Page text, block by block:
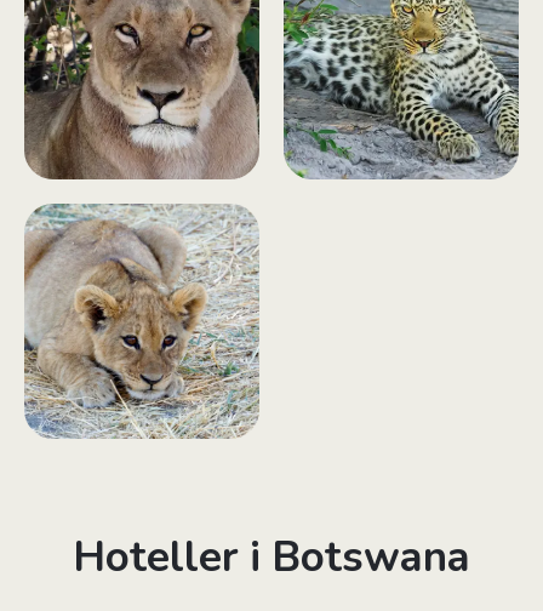
Hoteller i Botswana